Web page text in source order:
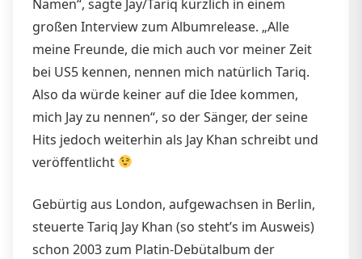
Namen“, sagte Jay/Tariq kürzlich in einem
großen Interview zum Albumrelease. „Alle
meine Freunde, die mich auch vor meiner Zeit
bei US5 kennen, nennen mich natürlich Tariq.
Also da würde keiner auf die Idee kommen,
mich Jay zu nennen“, so der Sänger, der seine
Hits jedoch weiterhin als Jay Khan schreibt und
veröffentlicht
Gebürtig aus London, aufgewachsen in Berlin,
steuerte Tariq Jay Khan (so steht’s im Ausweis)
schon 2003 zum Platin-Debütalbum der